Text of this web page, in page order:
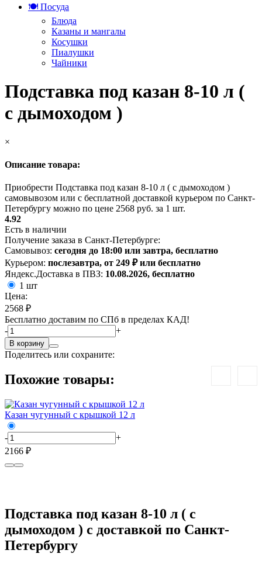
🍽️ Посуда
Блюда
Казаны и мангалы
Косушки
Пиалушки
Чайники
Подставка под казан 8-10 л (
с дымоходом )
×
Описание товара:
Приобрести Подставка под казан 8-10 л ( с дымоходом )
самовывозом или с бесплатной доставкой курьером по Санкт-
Петербургу можно по цене 2568 руб. за 1 шт.
4.92
Есть в наличии
Получение заказа в Санкт-Петербурге:
Самовывоз: сегодня до 18:00 или завтра, бесплатно
Курьером: послезавтра, от 249 ₽ или бесплатно
Яндекс.Доставка в ПВЗ: 10.08.2026, бесплатно
1 шт
Цена:
2568 ₽
Бесплатно доставим по СПб в пределах КАД!
-
+
В корзину
Поделитесь или сохраните:
Похожие товары:
Казан чугунный с крышкой 12 л
-
+
2166 ₽
Подставка под казан 8-10 л ( с
дымоходом ) с доставкой по Санкт-
Петербургу